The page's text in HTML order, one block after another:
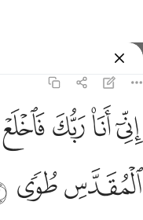
اني انا
إِنِّىٓ أَنَا۠ رَبُّكَ
ﲺﲻﲼﲽ
ﳁﳂ